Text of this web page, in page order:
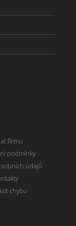
firmu
podmínky
údajů
chybu